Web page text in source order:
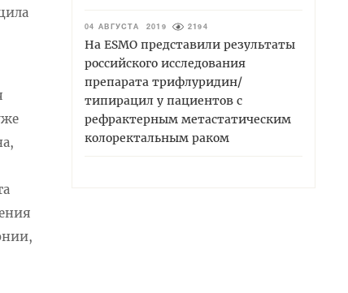
04 АВГУСТА 2019 2194
На ESMO представили результаты
российского исследования
препарата трифлуридин/
типирацил у пациентов с
рефрактерным метастатическим
колоректальным раком